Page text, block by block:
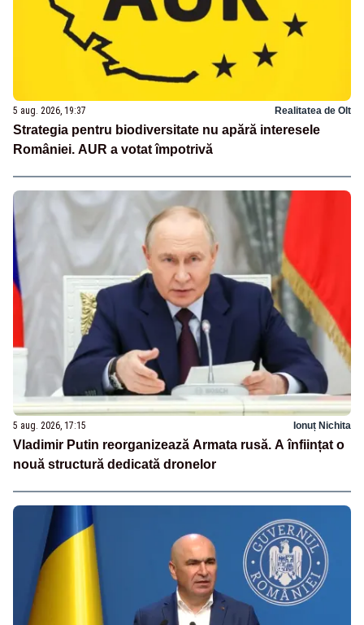
5 aug. 2026, 19:37 Realitatea de Olt
Strategia pentru biodiversitate nu apără interesele
României. AUR a votat împotrivă
5 aug. 2026, 17:15 Ionuț Nichita
Vladimir Putin reorganizează Armata rusă. A înființat o
nouă structură dedicată dronelor